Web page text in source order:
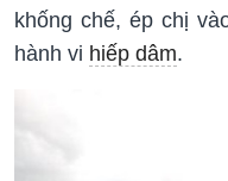
khống chế, ép chị
hành vi hiếp dâm.